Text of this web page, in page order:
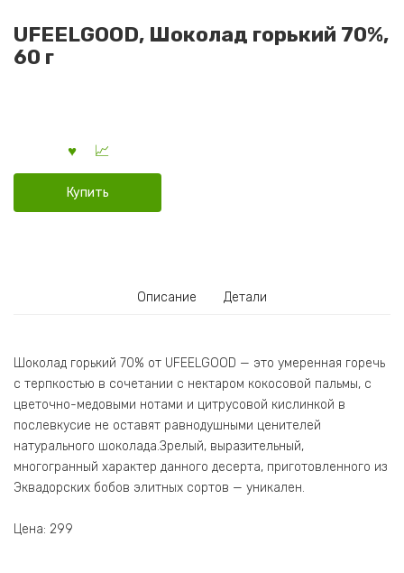
UFEELGOOD, Шоколад горький 70%,
60 г
Купить
Описание Детали
Шоколад горький 70% от UFEELGOOD — это умеренная горечь
с терпкостью в сочетании с нектаром кокосовой пальмы, с
цветочно-медовыми нотами и цитрусовой кислинкой в
послевкусие не оставят равнодушными ценителей
натурального шоколада.Зрелый, выразительный,
многогранный характер данного десерта, приготовленного из
Эквадорских бобов элитных сортов — уникален.
Цена: 299